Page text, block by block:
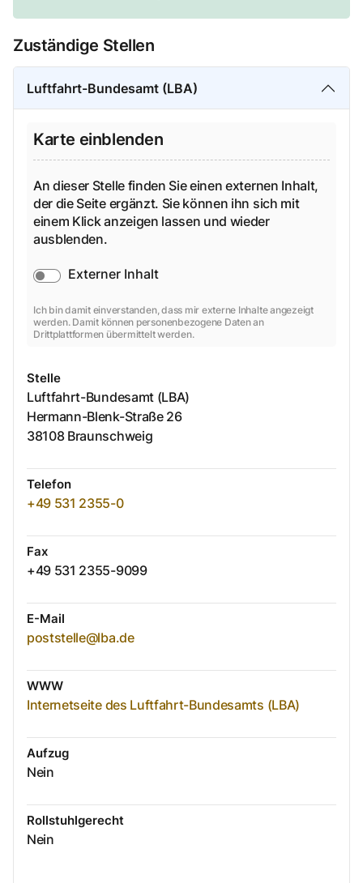
Zuständige Stellen
Luftfahrt-Bundesamt (LBA)
Karte einblenden
An dieser Stelle finden Sie einen externen Inhalt,
der die Seite ergänzt. Sie können ihn sich mit
einem Klick anzeigen lassen und wieder
ausblenden.
Externer Inhalt
Ich bin damit einverstanden, dass mir externe Inhalte angezeigt
werden. Damit können personenbezogene Daten an
Drittplattformen übermittelt werden.
Stelle
Luftfahrt-Bundesamt (LBA)
Hermann-Blenk-Straße 26
38108 Braunschweig
Telefon
+49 531 2355-0
Fax
+49 531 2355-9099
E-Mail
poststelle@lba.de
WWW
Internetseite des Luftfahrt-Bundesamts (LBA)
Aufzug
Nein
Rollstuhlgerecht
Nein